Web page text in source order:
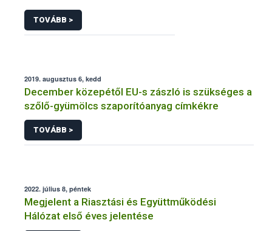
TOVÁBB >
2019. augusztus 6, kedd
December közepétől EU-s zászló is szükséges a
szőlő-gyümölcs szaporítóanyag címkékre
TOVÁBB >
2022. július 8, péntek
Megjelent a Riasztási és Együttműködési
Hálózat első éves jelentése